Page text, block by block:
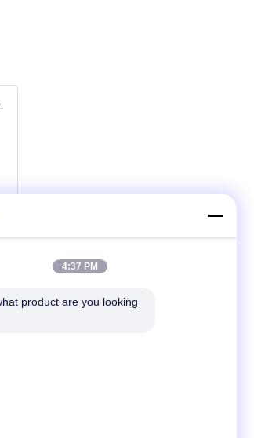
4:37 PM
product are you looking